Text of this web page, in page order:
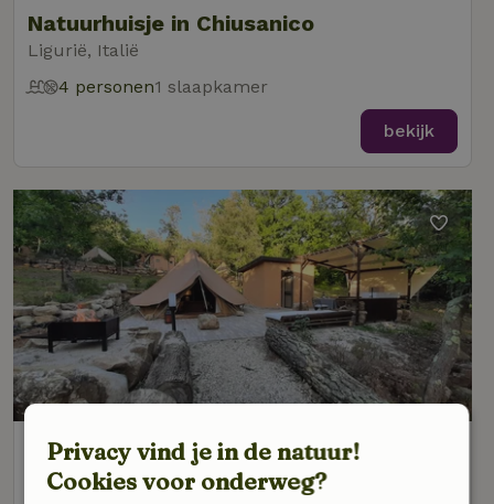
Natuurhuisje in Chiusanico
Ligurië, Italië
4 personen1 slaapkamer
bekijk
Natuurhuisje in monterotondo
marittimo
Privacy vind je in de natuur!
Cookies voor onderweg?